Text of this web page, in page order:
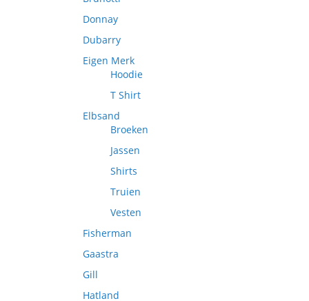
Donnay
Dubarry
Eigen Merk
Hoodie
T Shirt
Elbsand
Broeken
Jassen
Shirts
Truien
Vesten
Fisherman
Gaastra
Gill
Hatland